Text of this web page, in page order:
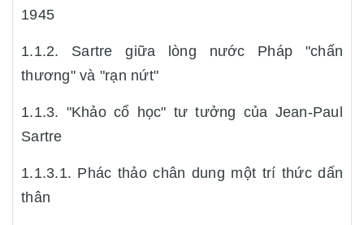
1945
1.1.2. Sartre giữa lòng nước Pháp "chấn
thương" và "rạn nứt"
1.1.3. "Khảo cổ học" tư tưởng của Jean-Paul
Sartre
1.1.3.1. Phác thảo chân dung một trí thức dấn
thân